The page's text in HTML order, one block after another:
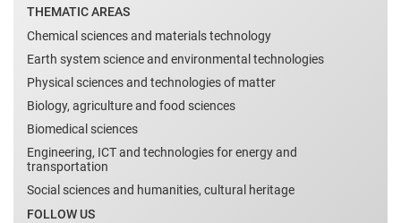
THEMATIC AREAS
Chemical sciences and materials technology
Earth system science and environmental technologies
Physical sciences and technologies of matter
Biology, agriculture and food sciences
Biomedical sciences
Engineering, ICT and technologies for energy and
transportation
Social sciences and humanities, cultural heritage
FOLLOW US